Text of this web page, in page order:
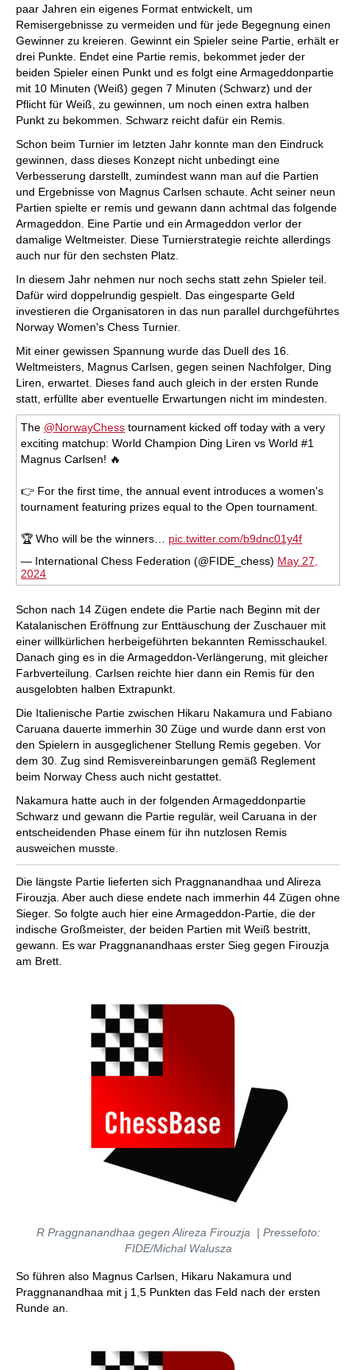
paar Jahren ein eigenes Format entwickelt, um
Remisergebnisse zu vermeiden und für jede Begegnung einen
Gewinner zu kreieren. Gewinnt ein Spieler seine Partie, erhält er
drei Punkte. Endet eine Partie remis, bekommet jeder der
beiden Spieler einen Punkt und es folgt eine Armageddonpartie
mit 10 Minuten (Weiß) gegen 7 Minuten (Schwarz) und der
Pflicht für Weiß, zu gewinnen, um noch einen extra halben
Punkt zu bekommen. Schwarz reicht dafür ein Remis.
Schon beim Turnier im letzten Jahr konnte man den Eindruck
gewinnen, dass dieses Konzept nicht unbedingt eine
Verbesserung darstellt, zumindest wann man auf die Partien
und Ergebnisse von Magnus Carlsen schaute. Acht seiner neun
Partien spielte er remis und gewann dann achtmal das folgende
Armageddon. Eine Partie und ein Armageddon verlor der
damalige Weltmeister. Diese Turnierstrategie reichte allerdings
auch nur für den sechsten Platz.
In diesem Jahr nehmen nur noch sechs statt zehn Spieler teil.
Dafür wird doppelrundig gespielt. Das eingesparte Geld
investieren die Organisatoren in das nun parallel durchgeführtes
Norway Women's Chess Turnier.
Mit einer gewissen Spannung wurde das Duell des 16.
Weltmeisters, Magnus Carlsen, gegen seinen Nachfolger, Ding
Liren, erwartet. Dieses fand auch gleich in der ersten Runde
statt, erfüllte aber eventuelle Erwartungen nicht im mindesten.
The @NorwayChess tournament kicked off today with a very
exciting matchup: World Champion Ding Liren vs World #1
Magnus Carlsen! 🔥
👉 For the first time, the annual event introduces a women's
tournament featuring prizes equal to the Open tournament.
🏆 Who will be the winners… pic.twitter.com/b9dnc01y4f
— International Chess Federation (@FIDE_chess) May 27,
2024
Schon nach 14 Zügen endete die Partie nach Beginn mit der
Katalanischen Eröffnung zur Enttäuschung der Zuschauer mit
einer willkürlichen herbeigeführten bekannten Remisschaukel.
Danach ging es in die Armageddon-Verlängerung, mit gleicher
Farbverteilung. Carlsen reichte hier dann ein Remis für den
ausgelobten halben Extrapunkt.
Die Italienische Partie zwischen Hikaru Nakamura und Fabiano
Caruana dauerte immerhin 30 Züge und wurde dann erst von
den Spielern in ausgeglichener Stellung Remis gegeben. Vor
dem 30. Zug sind Remisvereinbarungen gemäß Reglement
beim Norway Chess auch nicht gestattet.
Nakamura hatte auch in der folgenden Armageddonpartie
Schwarz und gewann die Partie regulär, weil Caruana in der
entscheidenden Phase einem für ihn nutzlosen Remis
ausweichen musste.
Die längste Partie lieferten sich Praggnanandhaa und Alireza
Firouzja. Aber auch diese endete nach immerhin 44 Zügen ohne
Sieger. So folgte auch hier eine Armageddon-Partie, die der
indische Großmeister, der beiden Partien mit Weiß bestritt,
gewann. Es war Praggnanandhaas erster Sieg gegen Firouzja
am Brett.
R Praggnanandhaa gegen Alireza Firouzja | Pressefoto:
FIDE/Michal Walusza
So führen also Magnus Carlsen, Hikaru Nakamura und
Praggnanandhaa mit j 1,5 Punkten das Feld nach der ersten
Runde an.